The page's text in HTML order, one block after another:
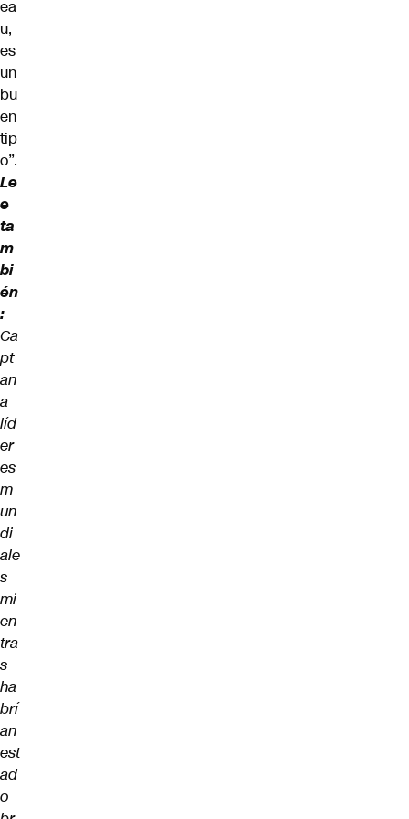
ea
u,
es
un
bu
en
tip
o”.
Le
e
ta
m
bi
én
:
Ca
pt
an
a
líd
er
es
m
un
di
ale
s
mi
en
tra
s
ha
brí
an
est
ad
o